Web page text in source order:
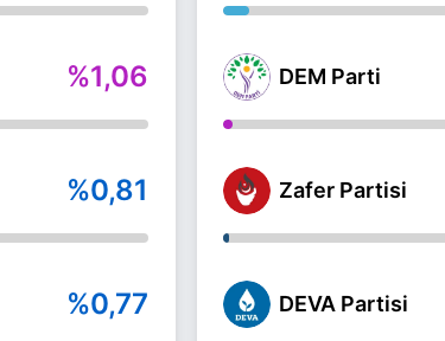
%1,06
%0,81
%0,77
DEM Parti
Zafer Partisi
DEVA Partisi